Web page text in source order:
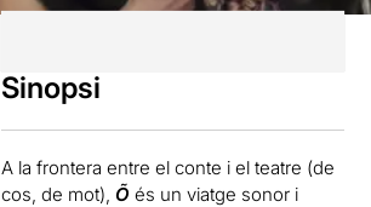
Sinopsi
A la frontera entre el conte i el teatre (de
cos, de mot),Õ és un viatge sonor i